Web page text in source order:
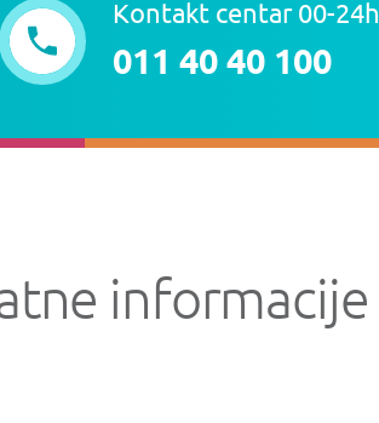
Kontakt centar 00-24h
011 40 40 100
informacije